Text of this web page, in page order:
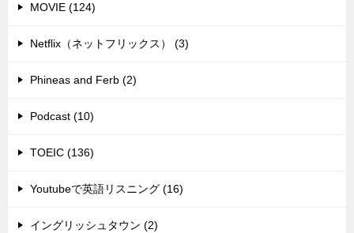
MOVIE (124)
Netflix（ネットフリックス） (3)
Phineas and Ferb (2)
Podcast (10)
TOEIC (136)
Youtubeで英語リスニング (16)
イングリッシュタウン (2)